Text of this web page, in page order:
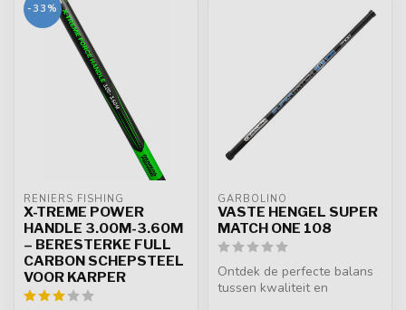
-33%
RENIERS FISHING
X-TREME POWER
HANDLE 3.00M-3.60M
– BERESTERKE FULL
CARBON SCHEPSTEEL
VOOR KARPER
GARBOLINO
VASTE HENGEL SUPER
MATCH ONE 108
Ontdek de perfecte balans
tussen kwaliteit en